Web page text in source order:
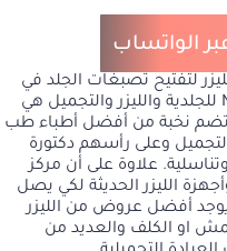
الواتساب
لتفتيح تصبغات الجلد في
الغردقة، إذاً عيادة نضارة Nadara Clinic للجلدية والليزر والتجميل هي
تضم نخبة من أفضل أطباء طب
وعلى رأسهم دكتورة
علاوة على أن مركز
الليزر الحديثة لكي يصل
أفضل عروض من الليزر
او الكلف والعديد من